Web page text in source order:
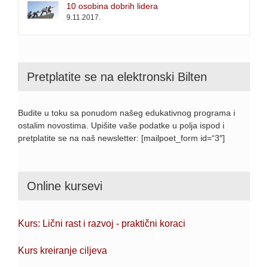
10 osobina dobrih lidera
9.11.2017.
Pretplatite se na elektronski Bilten
Budite u toku sa ponudom našeg edukativnog programa i
ostalim novostima. Upišite vaše podatke u polja ispod i
pretplatite se na naš newsletter: [mailpoet_form id=“3″]
Online kursevi
Kurs: Lični rast i razvoj - praktični koraci
Kurs kreiranje ciljeva